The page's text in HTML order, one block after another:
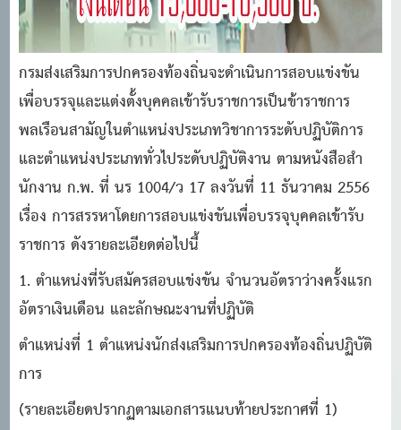
กรมส่งเสริมการปกครองท้องถิ่นจะดําเนินการสอบแข่งขัน
เพื่อบรรจุและแต่งตั้งบุคคลเข้ารับราชการเป็นข้าราชการ
พลเรือนสามัญในตําแหน่งประเภทวิชาการระดับปฏิบัติการ
และตําแหน่งประเภททั่วไประดับปฏิบัติงาน ตามหนังสือสํา
นักงาน ก.พ. ที่ นร 1004/ว 17 ลงวันที่ 11 ธันวาคม 2556
เรื่อง การสรรหาโดยการสอบแข่งขันเพื่อบรรจุบุคคลเข้ารับ
ราชการ ดังรายละเอียดต่อไปนี้
1. ตําแหน่งที่รับสมัครสอบแข่งขัน จํานวนอัตราว่างครั้งแรก
อัตราเงินเดือน และลักษณะงานที่ปฏิบัติ
ตําแหน่งที่ 1 ตําแหน่งนักส่งเสริมการปกครองท้องถิ่นปฏิบัติ
การ
(รายละเอียดปรากฏตามเอกสารแนบท้ายประกาศที่ 1)